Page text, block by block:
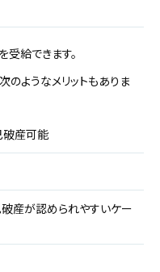
給できます。
ようなメリットもありま
破産可能
産が認められやすいケー